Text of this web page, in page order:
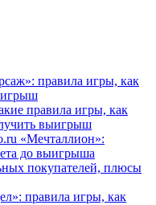
правила игры, как
правила игры, как
выигрыш
«Мечталлион»:
до выигрыша
покупателей, плюсы
правила игры, как